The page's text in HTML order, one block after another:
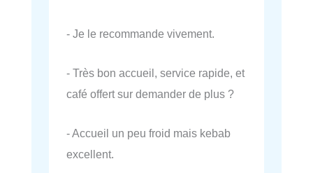
- Je le recommande vivement.
- Très bon accueil, service rapide, et
café offert sur demander de plus ?
- Accueil un peu froid mais kebab
excellent.